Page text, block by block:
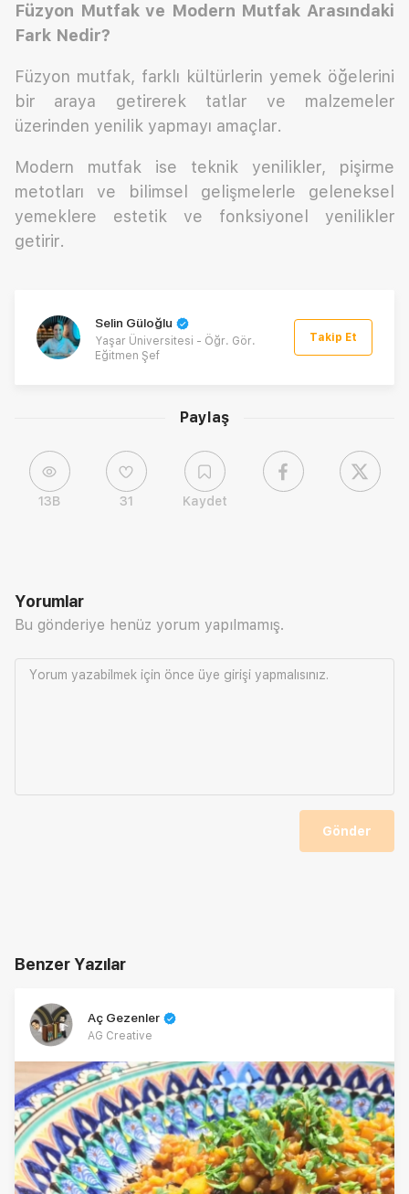
Paylaş
13B 31 Kaydet
Füzyon Mutfak ve Modern Mutfak Arasındaki
Fark Nedir?
Füzyon mutfak, farklı kültürlerin yemek öğelerini
bir araya getirerek tatlar ve malzemeler
üzerinden yenilik yapmayı amaçlar.
Modern mutfak ise teknik yenilikler, pişirme
metotları ve bilimsel gelişmelerle geleneksel
yemeklere estetik ve fonksiyonel yenilikler
getirir.
Selin Güloğlu
Yaşar Üniversitesi - Öğr. Gör.
Eğitmen Şef
Takip Et
Yorumlar
Bu gönderiye henüz yorum yapılmamış.
Yorum yazabilmek için önce üye girişi yapmalısınız.
Gönder
Benzer Yazılar
Aç Gezenler
AG Creative